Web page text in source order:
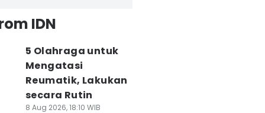
IDN
5 Olahraga untuk
Mengatasi
Reumatik, Lakukan
secara Rutin
8 Aug 2026, 18:10 WIB